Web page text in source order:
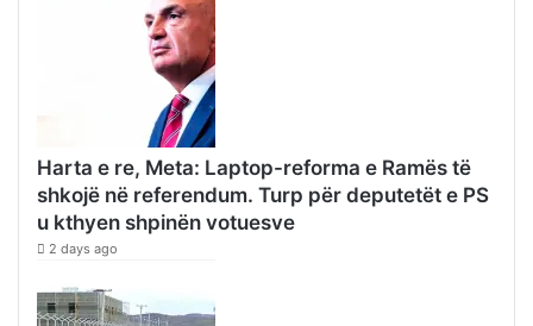
Harta e re, Meta: Laptop-reforma e Ramës të
shkojë në referendum. Turp për deputetët e PS
u kthyen shpinën votuesve
2 days ago